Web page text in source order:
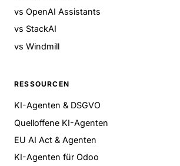
vs OpenAI Assistants
vs StackAI
vs Windmill
RESSOURCEN
KI-Agenten & DSGVO
Quelloffene KI-Agenten
EU AI Act & Agenten
KI-Agenten für Odoo